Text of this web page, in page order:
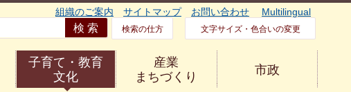
組織のご案内 サイトマップ お問い合わせ Multilingual
検索の仕方 文字サイズ・色合いの変更
子育て・教育
文化
産業
まちづくり
市政